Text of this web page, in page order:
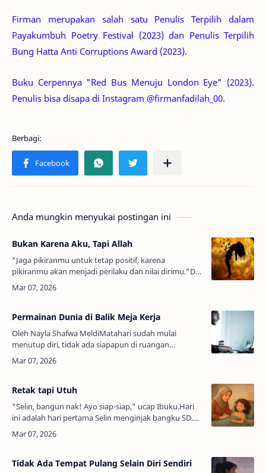
Firman merupakan salah satu Penulis Terpilih dalam
Payakumbuh Poetry Festival (2023) dan Penulis Terpilih
Bung Hatta Anti Corruptions Award (2023).
Buku Cerpennya "Red Bus Menuju London Eye" (2023).
Penulis bisa disapa di Instagram @firmanfadilah_00.
Anda mungkin menyukai postingan ini
Bukan Karena Aku, Tapi Allah
“Jaga pikiranmu untuk tetap positif, karena
pikiranmu akan menjadi perilaku dan nilai dirimu.”Di
tengah gulita malam tanpa rembulan, hening dan
menakutkan, hanya cukup berisik deng…
Permainan Dunia di Balik Meja Kerja
Oleh Nayla Shafwa MeldiMatahari sudah mulai
menutup diri, tidak ada siapapun di ruangan
sekarang, jam di dinding sudah menunjukkan pukul
20.00. Di sana Rafa tengah duduk bersama la…
Retak tapi Utuh
"Selin, bangun nak! Ayo siap-siap," ucap Ibuku.Hari
ini adalah hari pertama Selin menginjak bangku SD.
Dengan belaian lembutnya, Ibu membangunkan Selin
dari tidurnya dengan penuh k…
Tidak Ada Tempat Pulang Selain Diri Sendiri